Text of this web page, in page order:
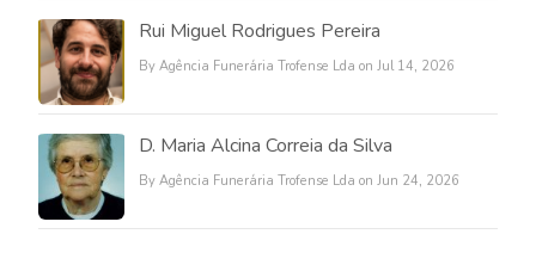
Rui Miguel Rodrigues Pereira
By Agência Funerária Trofense Lda on Jul 14, 2026
D. Maria Alcina Correia da Silva
By Agência Funerária Trofense Lda on Jun 24, 2026